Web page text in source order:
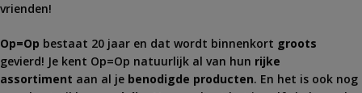
vrienden!
Op=Op bestaat 20 jaar en dat wordt binnenkort groots
gevierd! Je kent Op=Op natuurlijk al van hun rijke
assortiment aan al je benodigde producten. En het is ook nog